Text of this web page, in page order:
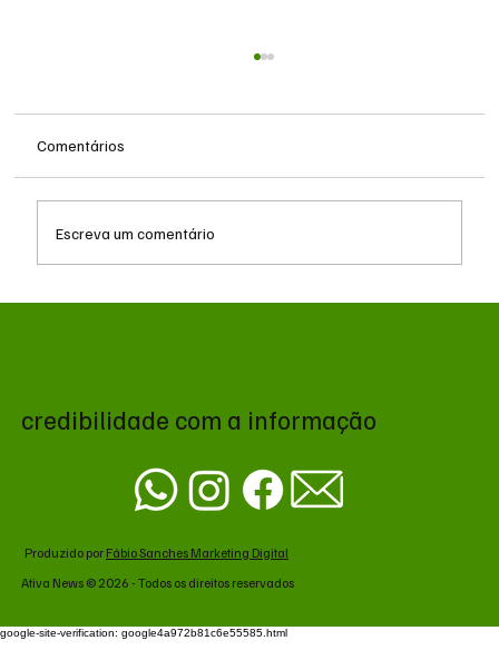
Comentários
Escreva um comentário
credibilidade com a informação
Produzido por Fábio Sanches Marketing Digital
Ativa News © 2026 - Todos os direitos reservados
google-site-verification: google4a972b81c6e55585.html